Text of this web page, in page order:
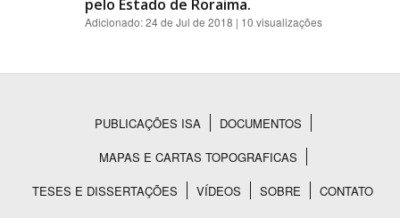
pelo Estado de Roraima.
Adicionado:24 de Jul de 2018 | 10 visualizações
Rodapé
PUBLICAÇÕES ISA
DOCUMENTOS
MAPAS E CARTAS TOPOGRAFICAS
TESES E DISSERTAÇÕES
VÍDEOS SOBRE CONTATO